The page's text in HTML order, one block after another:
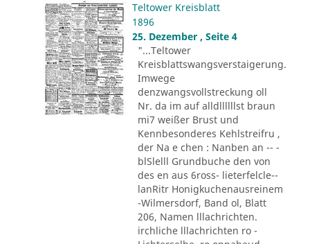
Teltower Kreisblatt
1896
25. Dezember , Seite 4
"...Teltower
Kreisblattswangsverstaigerung.
Imwege
denzwangsvollstreckung oll
Nr. da im auf alldllllllst braun
mi7 weißer Brust und
Kennbesonderes Kehlstreifru ,
der Na e chen : Nanben an -- -
blSlelll Grundbuche den von
des en aus 6ross- lieterfelcle--
lanRitr Honigkuchenausreinem
-Wilmersdorf, Band ol, Blatt
206, Namen lllachrichten.
irchliche lllachrichten ro -